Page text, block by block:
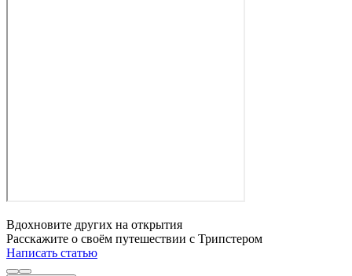
Вдохновите других на открытия
Расскажите о своём путешествии с Трипстером
Написать статью